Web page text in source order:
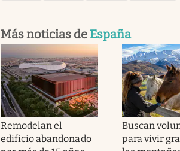
Más noticias de España
Remodelan el
edificio abandonado
Buscan
para vivir